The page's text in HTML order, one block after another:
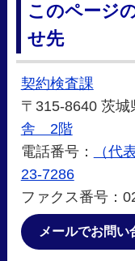
このページ
せ先
契約検査課
〒315-8640 茨
舎 2階
電話番号：
（代
23-7286
ファクス番号：
メールでお問い